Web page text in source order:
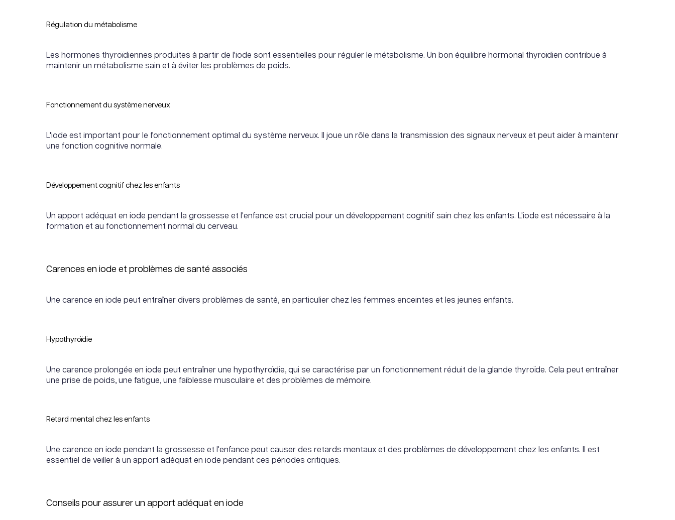
Régulation du métabolisme
Les hormones thyroïdiennes produites à partir de l'iode sont essentielles pour réguler le métabolisme. Un bon équilibre hormonal thyroïdien contribue à
maintenir un métabolisme sain et à éviter les problèmes de poids.
Fonctionnement du système nerveux
L'iode est important pour le fonctionnement optimal du système nerveux. Il joue un rôle dans la transmission des signaux nerveux et peut aider à maintenir
une fonction cognitive normale.
Développement cognitif chez les enfants
Un apport adéquat en iode pendant la grossesse et l'enfance est crucial pour un développement cognitif sain chez les enfants. L'iode est nécessaire à la
formation et au fonctionnement normal du cerveau.
Carences en iode et problèmes de santé associés
Une carence en iode peut entraîner divers problèmes de santé, en particulier chez les femmes enceintes et les jeunes enfants.
Hypothyroïdie
Une carence prolongée en iode peut entraîner une hypothyroïdie, qui se caractérise par un fonctionnement réduit de la glande thyroïde. Cela peut entraîner
une prise de poids, une fatigue, une faiblesse musculaire et des problèmes de mémoire.
Retard mental chez les enfants
Une carence en iode pendant la grossesse et l'enfance peut causer des retards mentaux et des problèmes de développement chez les enfants. Il est
essentiel de veiller à un apport adéquat en iode pendant ces périodes critiques.
Conseils pour assurer un apport adéquat en iode